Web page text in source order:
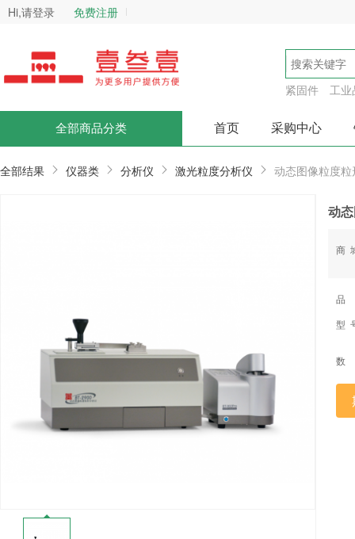
Hi,请登录 免费注册
紧固件 工业
全部商品分类 首页 采购中心
全部结果 仪器类 分析仪 激光粒度分析仪 动态图像粒度
动
商
型